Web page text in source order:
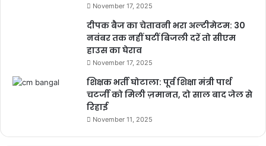
November 17, 2025
दीपक बैज का चेतावनी भरा अल्टीमेटम: 30
नवंबर तक नहीं घटीं बिजली दरें तो सीएम
हाउस का घेराव
November 17, 2025
शिक्षक भर्ती घोटाला: पूर्व शिक्षा मंत्री पार्थ
चटर्जी को मिली ज़मानत, दो साल बाद जेल से
रिहाई
November 11, 2025